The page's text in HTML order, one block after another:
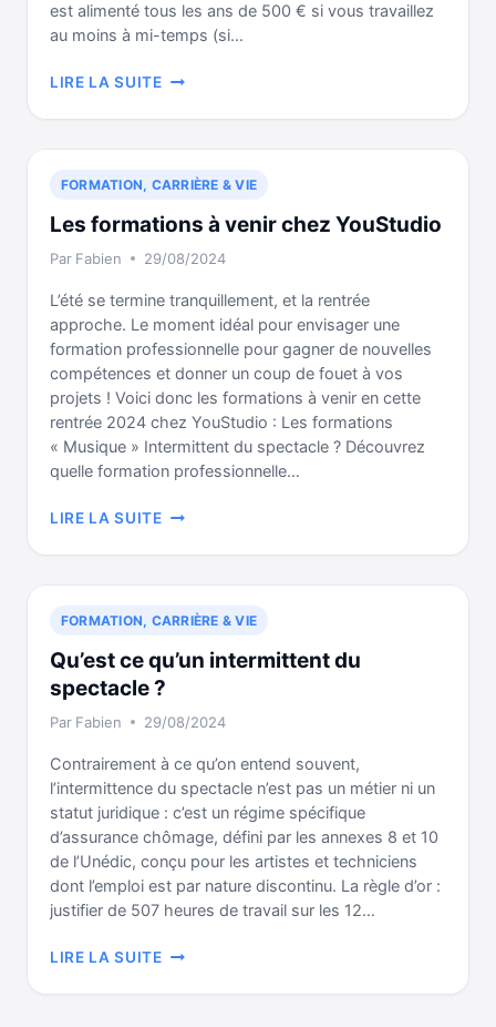
est alimenté tous les ans de 500 € si vous travaillez
au moins à mi-temps (si…
LIRE LA SUITECOMMENT
VOS
FORMATIONS
LE
CPF
FORMATION, CARRIÈRE & VIE
Les formations à venir chez YouStudio
Par Fabien 29/08/2024
L’été se termine tranquillement, et la rentrée
approche. Le moment idéal pour envisager une
formation professionnelle pour gagner de nouvelles
compétences et donner un coup de fouet à vos
projets ! Voici donc les formations à venir en cette
rentrée 2024 chez YouStudio : Les formations
« Musique » Intermittent du spectacle ? Découvrez
quelle formation professionnelle…
LIRE LA SUITELES
À
VENIR
YOUSTUDIO
FORMATION, CARRIÈRE & VIE
Qu’est ce qu’un intermittent du
spectacle ?
Par Fabien 29/08/2024
Contrairement à ce qu’on entend souvent,
l’intermittence du spectacle n’est pas un métier ni un
statut juridique : c’est un régime spécifique
d’assurance chômage, défini par les annexes 8 et 10
de l’Unédic, conçu pour les artistes et techniciens
dont l’emploi est par nature discontinu. La règle d’or :
justifier de 507 heures de travail sur les 12…
LIRE LA SUITEQU’EST
QU’UN